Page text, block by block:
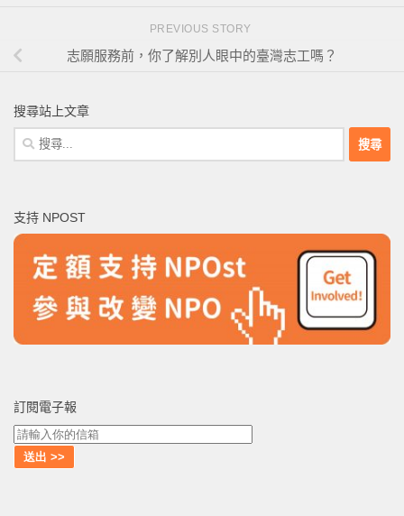
PREVIOUS STORY
志願服務前，你了解別人眼中的臺灣志工嗎？
搜尋站上文章
搜
尋
字:
支持 NPOST
訂閱電子報